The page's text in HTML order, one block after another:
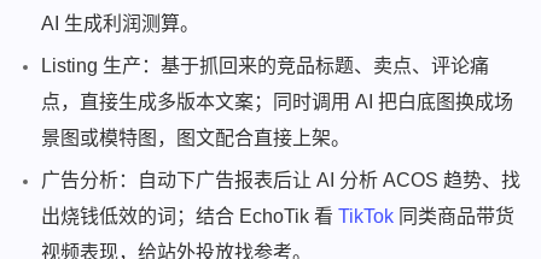
AI 生成利润测算。
Listing 生产：基于抓回来的竞品标题、卖点、评论痛
点，直接生成多版本文案；同时调用 AI 把白底图换成场
景图或模特图，图文配合直接上架。
广告分析：自动下广告报表后让 AI 分析 ACOS 趋势、找
出烧钱低效的词；结合 EchoTik 看TikTok 同类商品带货
视频表现，给站外投放找参考。